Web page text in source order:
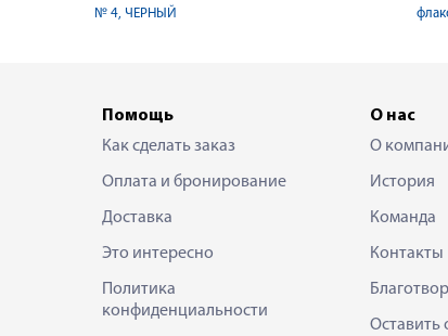
№ 4, ЧЕРНЫЙ
Помощь
Как сделать заказ
Оплата и бронирование
Доставка
Это интересно
Политика
конфиденциальности
О нас
О
История
Команда
Контакты
Оставить